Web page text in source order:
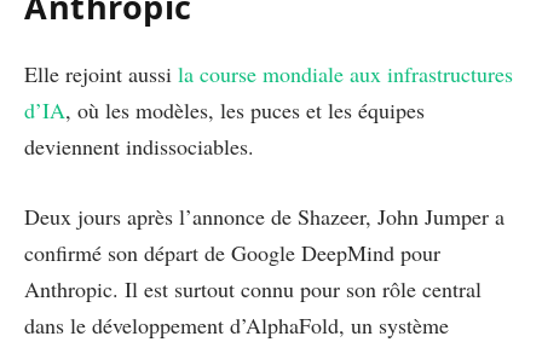
Elle rejoint aussi la course mondiale aux infrastructures
d’IA, où les modèles, les puces et les équipes
deviennent indissociables.
Deux jours après l’annonce de Shazeer, John Jumper a
confirmé son départ de Google DeepMind pour
Anthropic. Il est surtout connu pour son rôle central
dans le développement d’AlphaFold, un système